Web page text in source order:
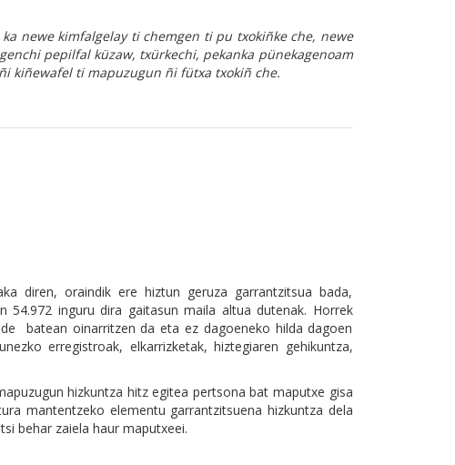
newe kimfalgelay ti chemgen ti pu txokiñke che, newe
pepilfal küzaw, txürkechi, pekanka pünekagenoam
kiñewafel ti mapuzugun ñi fütxa txokiñ che.
diren, oraindik ere hiztun geruza garrantzitsua bada,
54.972 inguru dira gaitasun maila altua dutenak. Horrek
batean oinarritzen da eta ez dagoeneko hilda dagoen
erregistroak, elkarrizketak, hiztegiaren gehikuntza,
hizkuntza hitz egitea pertsona bat maputxe gisa
mantentzeko elementu garrantzitsuena hizkuntza dela
behar zaiela haur maputxeei.